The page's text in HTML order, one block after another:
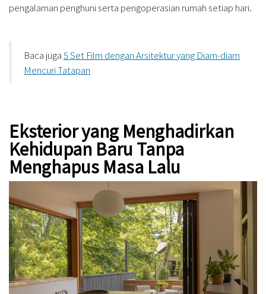
pengalaman penghuni serta pengoperasian rumah setiap hari.
Baca juga5 Set Film dengan Arsitektur yang Diam-diam
Mencuri Tatapan
Eksterior yang Menghadirkan
Kehidupan Baru Tanpa
Menghapus Masa Lalu